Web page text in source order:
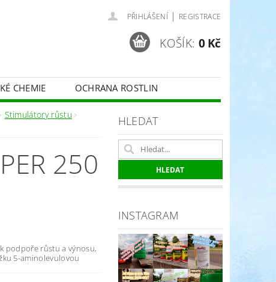
PŘIHLÁŠENÍ | REGISTRACE
KOŠÍK: 0 Kč
CHEMIE
OCHRANA ROSTLIN
VINNÉ RÉVY - BELCHIM
O TRÁVNÍKY
SPORT
Stimulátory růstu
250
podpoře růstu a výnosu,
5-aminolevulovou
HLEDAT
INSTAGRAM